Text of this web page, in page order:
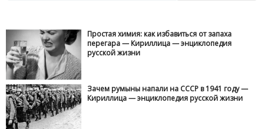
Простая химия: как избавиться от запаха
перегара — Кириллица — энциклопедия
русской жизни
Зачем румыны напали на СССР в 1941 году —
Кириллица — энциклопедия русской жизни